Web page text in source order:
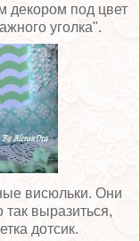
декором под цвет
уголка".
висюльки. Они
выразиться,
дотсик.